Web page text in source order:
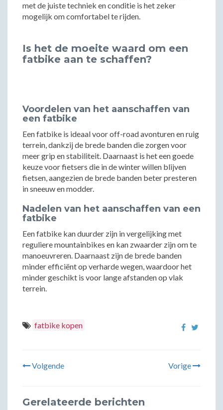
met de juiste techniek en conditie is het zeker
mogelijk om comfortabel te rijden.
Is het de moeite waard om een
fatbike aan te schaffen?
Voordelen van het aanschaffen van
een fatbike
Een fatbike is ideaal voor off-road avonturen en ruig
terrein, dankzij de brede banden die zorgen voor
meer grip en stabiliteit. Daarnaast is het een goede
keuze voor fietsers die in de winter willen blijven
fietsen, aangezien de brede banden beter presteren
in sneeuw en modder.
Nadelen van het aanschaffen van een
fatbike
Een fatbike kan duurder zijn in vergelijking met
reguliere mountainbikes en kan zwaarder zijn om te
manoeuvreren. Daarnaast zijn de brede banden
minder efficiënt op verharde wegen, waardoor het
minder geschikt is voor lange afstanden op vlak
terrein.
fatbike kopen
Volgende Vorige
Gerelateerde berichten